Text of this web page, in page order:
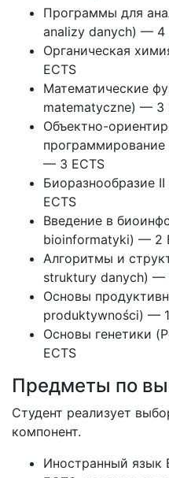
Программы для
analizy danych) — 4
Органическая
ECTS
Математические
matematyczne) — 3
Объектно-
— 3 ECTS
Биоразнообразие
ECTS
Введение в
bioinformatyki) — 2
Алгоритмы и
struktury danych) —
Основы
produktywności) —
Основы генетики
ECTS
Предметы по
Студент реализует
компонент.
Иностранный язык